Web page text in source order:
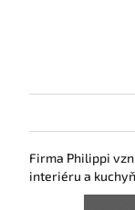
Firma Philippi
interiéru a